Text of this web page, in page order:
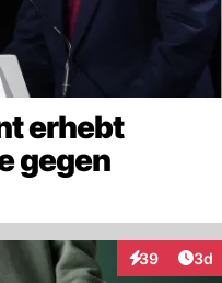
erhebt
gegen
39
Interaktionen
3d